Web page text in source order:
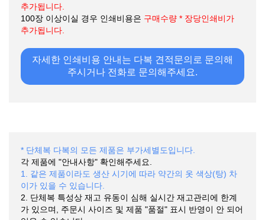
추가됩니다.
100장 이상이실 경우 인쇄비용은 구매수량 * 장당인쇄비가
추가됩니다.
자세한 인쇄비용 안내는 다복 견적문의로 문의해
주시거나 전화로 문의해주세요.
* 단체복 다복의 모든 제품은 부가세별도입니다.
각 제품에 "안내사항" 확인해주세요.
1. 같은 제품이라도 생산 시기에 따라 약간의 옷 색상(탕) 차
이가 있을 수 있습니다.
2. 단체복 특성상 재고 유동이 심해 실시간 재고관리에 한계
가 있으며, 주문시 사이즈 및 제품 "품절" 표시 반영이 안 되어